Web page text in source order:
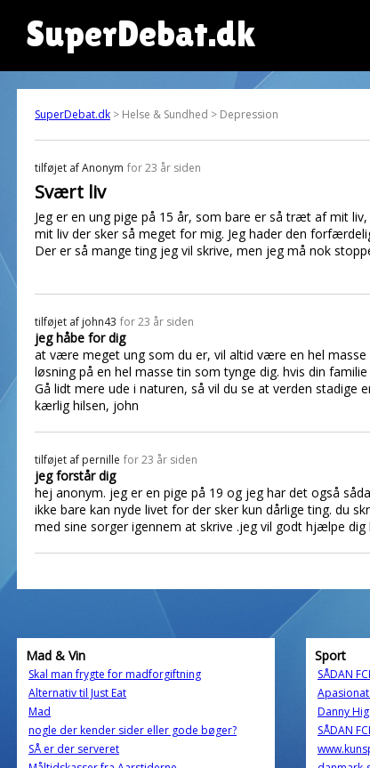
SuperDebat.dk
SuperDebat.dk > Helse & Sundhed > Depression
tilføjet afAnonym for 23 år siden
Svært liv
Jeg er en ung pige på 15 år, som bare er så træt af mit
mit liv der sker så meget for mig. Jeg hader den
Der er så mange ting jeg vil skrive, men jeg må nok
tilføjet af john43 for 23 år siden
jeg håbe for dig
at være meget ung som du er, vil altid være en hel
løsning på en hel masse tin som tynge dig. hvis din
Gå lidt mere ude i naturen, så vil du se at verden stadige
kærlig hilsen, john
tilføjet af pernille for 23 år siden
jeg forstår dig
hej anonym. jeg er en pige på 19 og jeg har det også
ikke bare kan nyde livet for der sker kun dårlige ting. du
med sine sorger igennem at skrive .jeg vil godt hjælpe dig
Mad & Vin
Skal man frygte for madforgiftning
Alternativ til Just Eat
Mad
nogle der kender sider eller gode bøger?
SÅ er der serveret
Sport
SÅDAN
Danny
SÅDAN